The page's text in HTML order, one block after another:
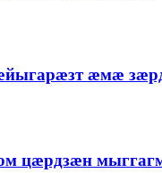
æмæ
цæрдзæн